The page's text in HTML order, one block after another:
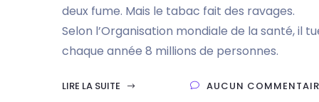
deux fume. Mais le tabac fait des ravages.
Selon l’Organisation mondiale de la santé, il
chaque année 8 millions de personnes.
LIRE LA SUITE AUCUN